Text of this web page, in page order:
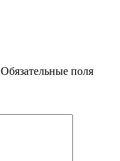
Обязательные поля